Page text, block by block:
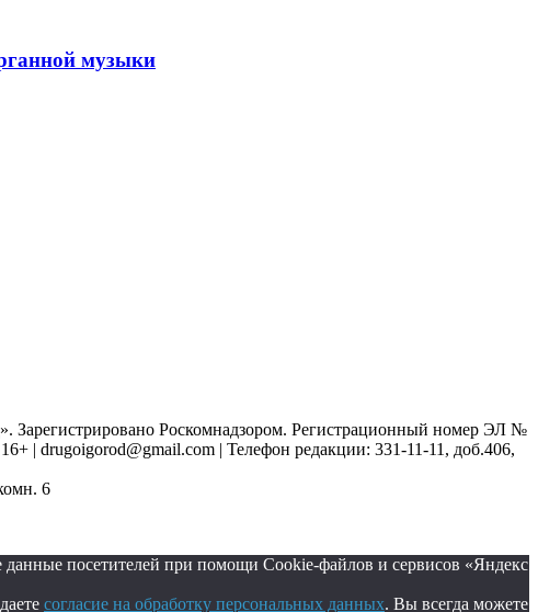
музыки
Зарегистрировано Роскомнадзором. Регистрационный номер ЭЛ №
| drugoigorod@gmail.com | Телефон редакции: 331-11-11, доб.406,
6
посетителей при помощи Cookie-файлов и сервисов «Яндекс
согласие на обработку персональных данных. Вы всегда можете